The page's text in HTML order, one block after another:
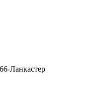
Ланкастер